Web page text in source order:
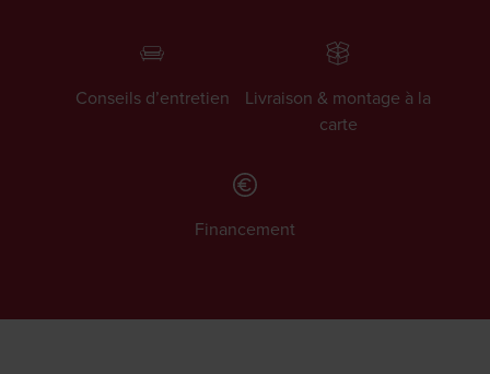
Conseils d’entretien
Livraison & montage à la
carte
Financement